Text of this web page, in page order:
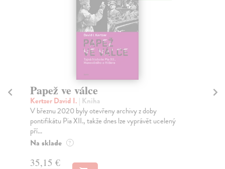
Papež ve válce
Kertzer David I. | Kniha
V březnu 2020 byly otevřeny archivy z doby
pontifikátu Pia XII., takže dnes lze vyprávět ucelený
pří...
Na sklade ?
35,15 €